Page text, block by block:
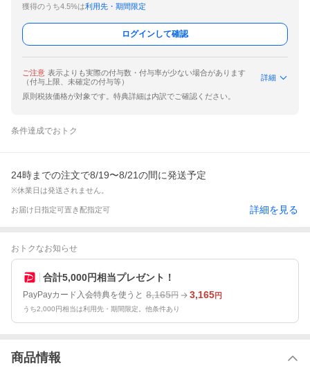
獲得のうち4.5%は利用先・期間限定
ログインして確認
ご注意 表示よりも実際の付与数・付与率が少ない場合があります
（付与上限、未確定の付与等）
詳細
原則税抜価格が対象です。特典詳細は内訳でご確認ください。
条件達成でおトク
24時までの注文で8/19〜8/21の間に発送予定
※休業日は発送されません。
お届け日指定可置き配指定可 詳細を見る
おトクなお知らせ
合計5,000円相当プレゼント！
PayPayカード入会特典を使うと 8,165円 3,165円
うち2,000円相当は利用先・期間限定。他条件あり
商品情報